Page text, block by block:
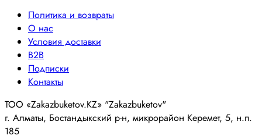
Политика и возвраты
О нас
Условия доставки
B2B
Подписки
Контакты
ТОО «Zakazbuketov.KZ» "Zakazbuketov"
г. Алматы, Бостандыкский р-н, микрорайон Керемет, 5, н.п.
185